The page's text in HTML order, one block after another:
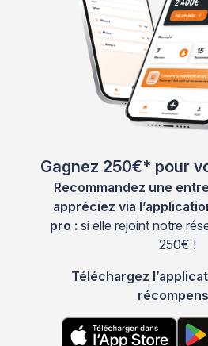
Gagnez 250€* pour
Recommandez une
appréciez via
pro : si elle rejoint notre
250€ !
Téléchargez